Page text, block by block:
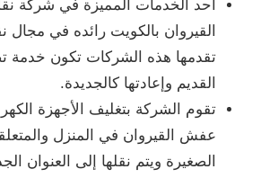
أحد الخدمات المميزة في شركة
القيروان بالكويت رائده في
تقدمها هذه الشركات تكون خدمة
القديم وإعادتها كالجديدة.
تقوم الشركة بتغليف الأجهزة
عفش القيروان في المنزل
الصغيرة ويتم نقلها إلى العنوان